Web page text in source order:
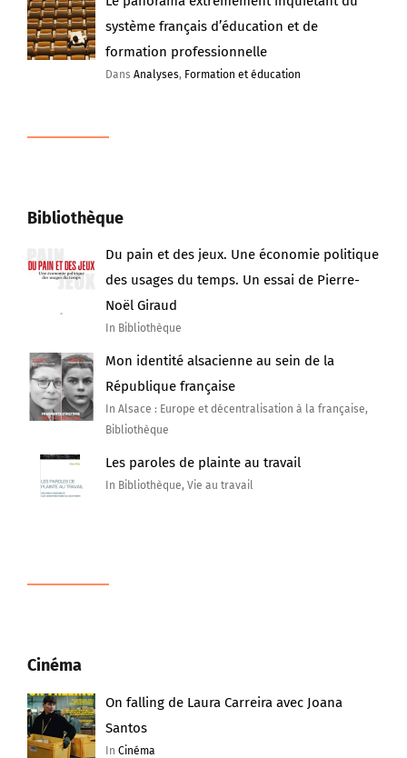
système français d’éducation et de
formation professionnelle
DansAnalyses, Formation et éducation
Bibliothèque
Du pain et des jeux. Une économie politique
des usages du temps. Un essai de Pierre-
Noël Giraud
In Bibliothèque
Mon identité alsacienne au sein de la
République française
In Alsace : Europe et décentralisation à la française,
Bibliothèque
Les paroles de plainte au travail
In Bibliothèque, Vie au travail
Cinéma
On falling de Laura Carreira avec Joana
Santos
InCinéma